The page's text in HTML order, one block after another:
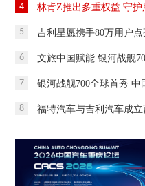
4 林肯Z推出多重权益 守护
5 吉利星愿携手80万用户点亮贵州少年
6 文旅中国赋能 银河战舰
7 银河战舰700全球首秀 中
8 福特汽车与吉利汽车成立